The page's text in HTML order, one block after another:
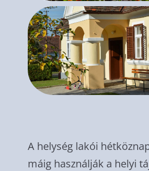
A helység lakói
máig használják a helyi